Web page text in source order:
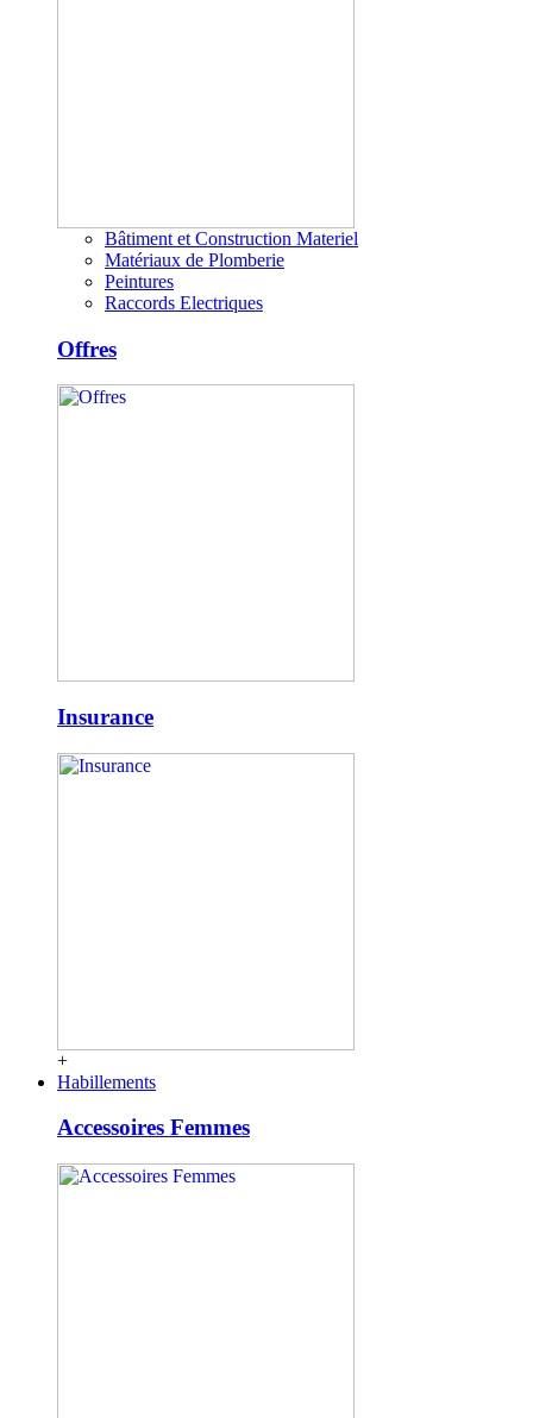
Bâtiment et Construction Materiel
Matériaux de Plomberie
Peintures
Raccords Electriques
Offres
Insurance
+
Habillements
Accessoires Femmes